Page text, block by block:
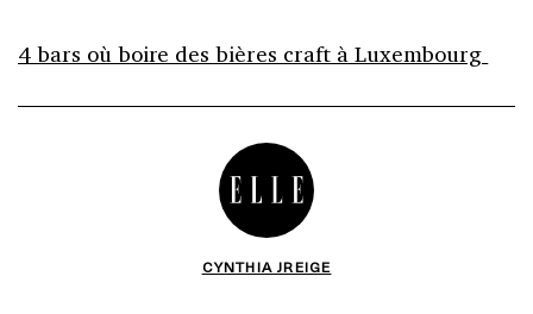
4 bars où boire des bières craft à Luxembourg
CYNTHIA JREIGE